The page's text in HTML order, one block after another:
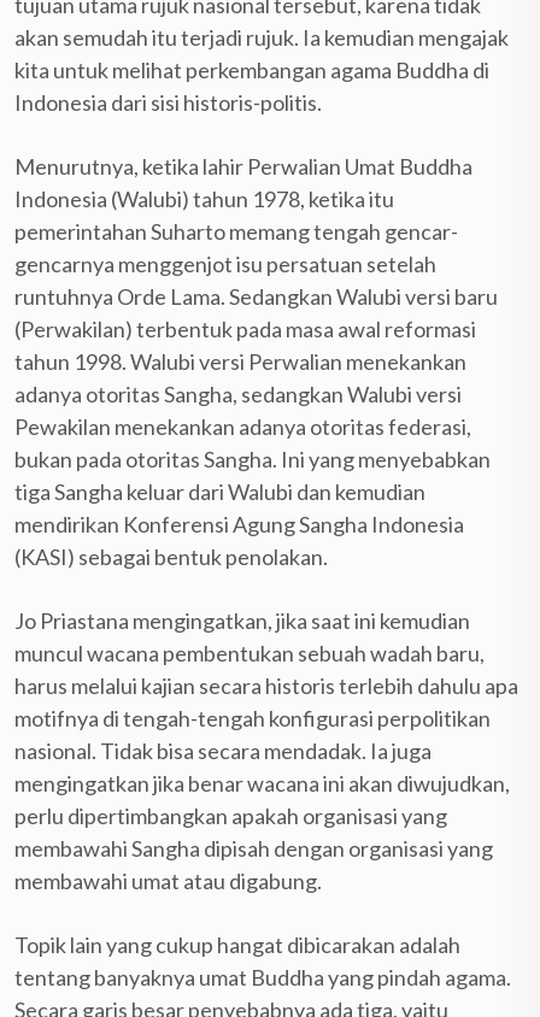
akan semudah itu terjadi rujuk. Ia kemudian mengajak
kita untuk melihat perkembangan agama Buddha di
Indonesia dari sisi historis-politis.
Menurutnya, ketika lahir Perwalian Umat Buddha
Indonesia (Walubi) tahun 1978, ketika itu
pemerintahan Suharto memang tengah gencar-
gencarnya menggenjot isu persatuan setelah
runtuhnya Orde Lama. Sedangkan Walubi versi baru
(Perwakilan) terbentuk pada masa awal reformasi
tahun 1998. Walubi versi Perwalian menekankan
adanya otoritas Sangha, sedangkan Walubi versi
Pewakilan menekankan adanya otoritas federasi,
bukan pada otoritas Sangha. Ini yang menyebabkan
tiga Sangha keluar dari Walubi dan kemudian
mendirikan Konferensi Agung Sangha Indonesia
(KASI) sebagai bentuk penolakan.
Jo Priastana mengingatkan, jika saat ini kemudian
muncul wacana pembentukan sebuah wadah baru,
harus melalui kajian secara historis terlebih dahulu apa
motifnya di tengah-tengah konfigurasi perpolitikan
nasional. Tidak bisa secara mendadak. Ia juga
mengingatkan jika benar wacana ini akan diwujudkan,
perlu dipertimbangkan apakah organisasi yang
membawahi Sangha dipisah dengan organisasi yang
membawahi umat atau digabung.
Topik lain yang cukup hangat dibicarakan adalah
tentang banyaknya umat Buddha yang pindah agama.
Secara garis besar penyebabnya ada tiga, yaitu